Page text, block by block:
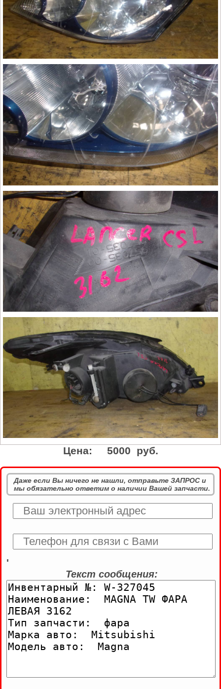
Цена: 5000 руб.
Даже если Вы ничего не нашли, отправьте ЗАПРОС и
мы обязательно ответим о наличии Вашей запчасти.
'
Текст сообщения: